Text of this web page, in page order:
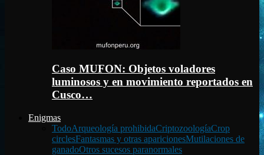
Caso MUFON: Objetos voladores
luminosos y en movimiento reportados en
Cusco…
Enigmas
TodoArqueología prohibidaCriptozoologíaCrop
circlesFantasmas y otras aparicionesMutilaciones de
ganadoOtros sucesos paranormales